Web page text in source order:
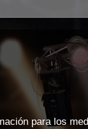
para los